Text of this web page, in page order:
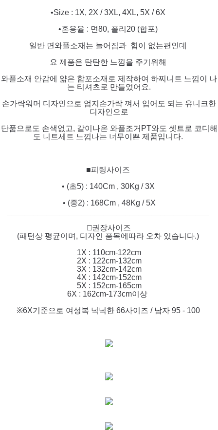
•Size : 1X, 2X / 3XL, 4XL, 5X / 6X
•혼용율 : 면80, 폴리20 (합포)
일반 면와플소재는 늘어짐과 힘이 없는편인데
요 제품은 탄탄한 느낌을 주기위해
와플소재 안감에 얇은 합포소재로 제작하여 하찌니트 느낌이 나
는 티셔츠로 만들었어요.
손가락워머 디자인으로 엄지손가락 껴서 입어도 되는 유니크한
디자인으로
단품으로도 손색없고, 같이나온 와플조거PT와도 셋트로 코디해
도 니트세트 느낌나는 너무이쁜 제품입니다.
■피팅사이즈
• (초5) : 140Cm , 30Kg / 3X
• (중2) : 168Cm , 48Kg / 5X
□권장사이즈
(패턴상 평균이며, 디자인 품목에따라 오차 있습니다.)
1X : 110cm-122cm
2X : 122cm-132cm
3X : 132cm-142cm
4X : 142cm-152cm
5X : 152cm-165cm
6X : 162cm-173cm이상
※6X기준으로 여성복 넉넉한 66사이즈 / 남자 95 - 100